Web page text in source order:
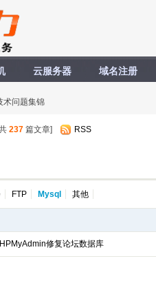
云服务器 域名注册
术问题集锦
237 篇文章] RSS
FTP Mysql 其他
修复论坛数据库